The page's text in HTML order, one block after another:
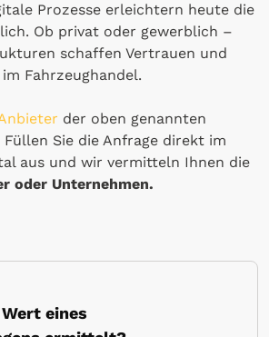
Prozesse erleichtern heute die
Ob privat oder gewerblich –
schaffen Vertrauen und
Fahrzeughandel.
der oben genannten
Sie die Anfrage direkt im
aus und wir vermitteln Ihnen die
oder Unternehmen.
eines